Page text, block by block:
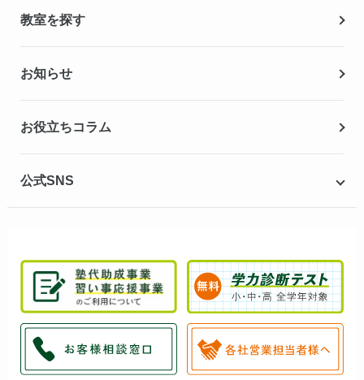
高校生の個別指導コース
冬期講習
教室を探す
お知らせ
お役立ちコラム
公式SNS